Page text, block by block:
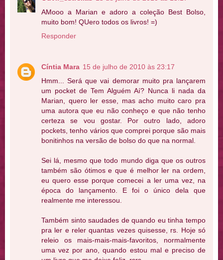
AMooo a Marian e adoro a coleção Best Bolso,
muito bom! QUero todos os livros! =)
Responder
Cíntia Mara 15 de julho de 2010 às 23:17
Hmm... Será que vai demorar muito pra lançarem
um pocket de Tem Alguém Aí? Nunca li nada da
Marian, quero ler esse, mas acho muito caro pra
uma autora que eu não conheço e que não tenho
certeza se vou gostar. Por outro lado, adoro
pockets, tenho vários que comprei porque são mais
bonitinhos na versão de bolso do que na normal.
Sei lá, mesmo que todo mundo diga que os outros
também são ótimos e que é melhor ler na ordem,
eu quero esse porque comecei a ler uma vez, na
época do lançamento. E foi o único dela que
realmente me interessou.
Também sinto saudades de quando eu tinha tempo
pra ler e reler quantas vezes quisesse, rs. Hoje só
releio os mais-mais-mais-favoritos, normalmente
uma vez por ano, quando estou mal e preciso de